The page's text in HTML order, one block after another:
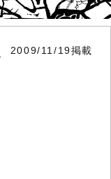
2009/11/19掲載